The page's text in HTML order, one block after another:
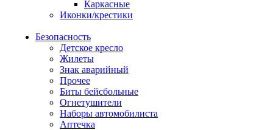
Каркасные
Иконки/крестики
Безопасность
Детское кресло
Жилеты
Знак аварийный
Прочее
Биты бейсбольные
Огнетушители
Наборы автомобилиста
Аптечка